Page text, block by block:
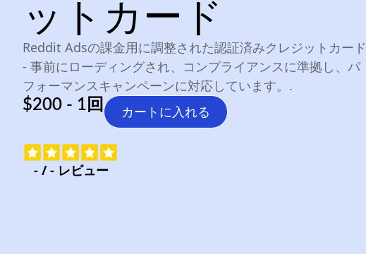
ットカード
Reddit Adsの課金用に調整された認証済みクレジットカード
- 事前にローディングされ、コンプライアンスに準拠し、パ
フォーマンスキャンペーンに対応しています。.
$200 - 1回
カートに入れる
-/-レビュー